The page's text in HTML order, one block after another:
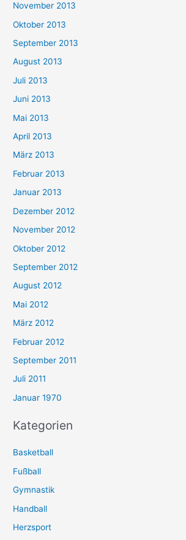
November 2013
Oktober 2013
September 2013
August 2013
Juli 2013
Juni 2013
Mai 2013
April 2013
März 2013
Februar 2013
Januar 2013
Dezember 2012
November 2012
Oktober 2012
September 2012
August 2012
Mai 2012
März 2012
Februar 2012
September 2011
Juli 2011
Januar 1970
Kategorien
Basketball
Fußball
Gymnastik
Handball
Herzsport